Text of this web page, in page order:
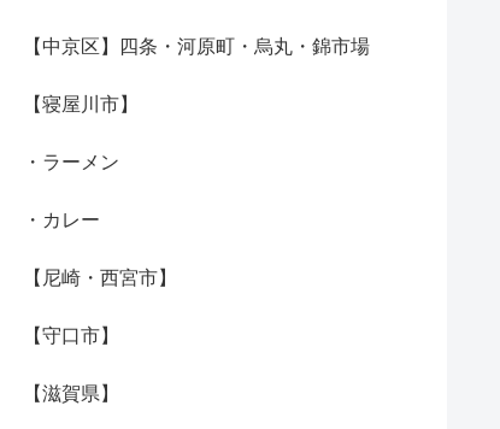
【中京区】四条・河原町・烏丸・錦市場
【寝屋川市】
・ラーメン
・カレー
【尼崎・西宮市】
【守口市】
【滋賀県】